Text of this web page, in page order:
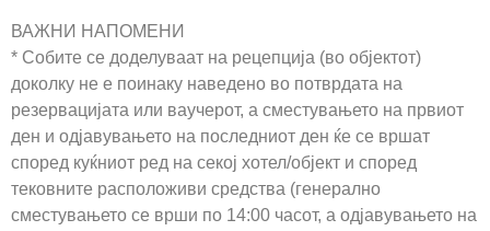
ВАЖНИ НАПОМЕНИ
* Собите се доделуваат на рецепција (во објектот)
доколку не е поинаку наведено во потврдата на
резервацијата или ваучерот, а сместувањето на првиот
ден и одјавувањето на последниот ден ќе се вршат
според куќниот ред на секој хотел/објект и според
тековните расположиви средства (генерално
сместувањето се врши по 14:00 часот, а одјавувањето на